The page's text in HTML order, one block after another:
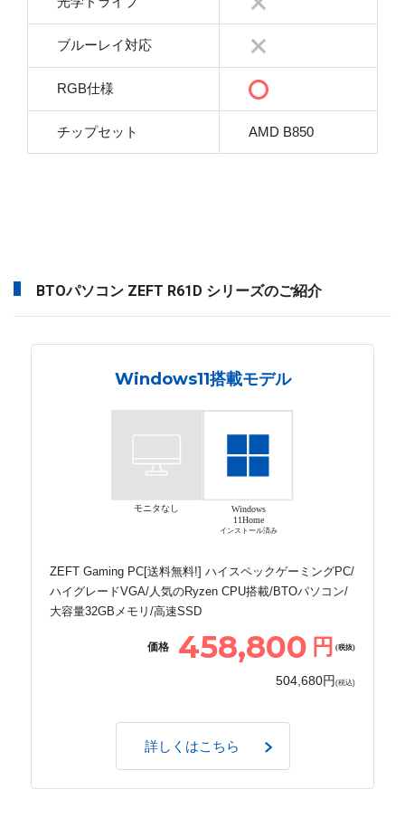
ブルーレイ対応
RGB仕様
チップセット AMD B850
BTOパソコン ZEFT R61D シリーズのご紹介
Windows11搭載モデル
モニタなし
Windows
11Home
インストール済み
ZEFT Gaming PC[送料無料!] ハイスペックゲーミングPC/
ハイグレードVGA/人気のRyzen CPU搭載/BTOパソコン/
大容量32GBメモリ/高速SSD
価格 458,800 円 (税抜)
504,680円 (税込)
詳しくはこちら